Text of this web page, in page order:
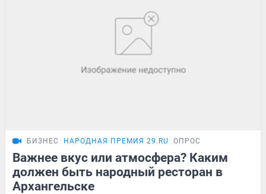
БИЗНЕС НАРОДНАЯ ПРЕМИЯ 29.RU ОПРОС
Важнее вкус или атмосфера? Каким
должен быть народный ресторан в
Архангельске